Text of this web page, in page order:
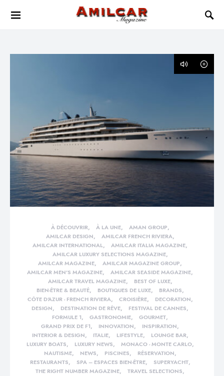
À DÉCOUVRIR À LA UNE
AMAN GROUP
AMILCAR DESIGN
AMILCAR FRENCH RIVIERA
AMILCAR INTERNATIONAL
AMILCAR ITALIA MAGAZINE
AMILCAR LUXURY SELECTIONS MAGAZINE
AMILCAR MAGAZINE
AMILCAR MAGAZINE GROUP
AMILCAR MEN'S MAGAZINE
AMILCAR SEASIDE MAGAZINE
AMILCAR TRAVEL MAGAZINE
BEST OF LUXE
BIEN-ÊTRE & BEAUTÉ
BOUTIQUES DE LUXE
BRANDS
CÔTE D'AZUR - FRENCH RIVIERA
CROISIÈRE
DECORATION
DESIGN
DESTINATION DE RÊVE
FESTIVAL DE CANNES
FORMULE 1
GASTRONOMIE
GOURMET
GRAND PRIX DE F1
INNOVATION
INSPIRATION
INTERIOR & DESIGN
ITALIE LIFESTYLE
LOUNGE BAR
LUXURY BOATS
LUXURY NEWS
MONACO - MONTE CARLO
NAUTISME
NEWS PISCINES
RÉSERVATION
RESTAURANTS
SPA – ESPACES BIEN-ÊTRE
SUPERYACHT
THE RIGHT NUMBER MAGAZINE
TRAVEL SELECTIONS